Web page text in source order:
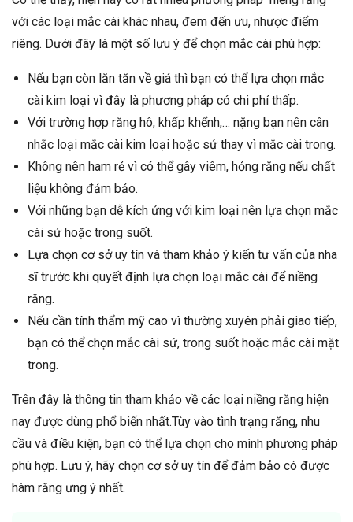
với các loại mắc cài khác nhau, đem đến ưu, nhược điểm
riêng. Dưới đây là một số lưu ý để chọn mắc cài phù hợp:
Nếu bạn còn lăn tăn về giá thì bạn có thể lựa chọn mắc
cài kim loại vì đây là phương pháp có chi phí thấp.
Với trường hợp răng hô, khấp khểnh,… nặng bạn nên cân
nhắc loại mắc cài kim loại hoặc sứ thay vì mắc cài trong.
Không nên ham rẻ vì có thể gây viêm, hỏng răng nếu chất
liệu không đảm bảo.
Với những bạn dễ kích ứng với kim loại nên lựa chọn mắc
cài sứ hoặc trong suốt.
Lựa chọn cơ sở uy tín và tham khảo ý kiến tư vấn của nha
sĩ trước khi quyết định lựa chọn loại mắc cài để niềng
răng.
Nếu cần tính thẩm mỹ cao vì thường xuyên phải giao tiếp,
bạn có thể chọn mắc cài sứ, trong suốt hoặc mắc cài mặt
trong.
Trên đây là thông tin tham khảo về các loại niềng răng hiện
nay được dùng phổ biến nhất.Tùy vào tình trạng răng, nhu
cầu và điều kiện, bạn có thể lựa chọn cho mình phương pháp
phù hợp. Lưu ý, hãy chọn cơ sở uy tín để đảm bảo có được
hàm răng ưng ý nhất.